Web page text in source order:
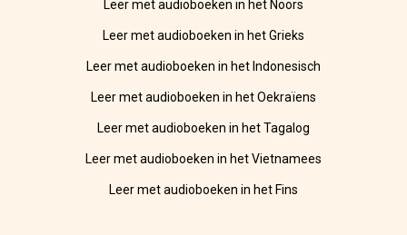
Leer met audioboeken in het Noors
Leer met audioboeken in het Grieks
Leer met audioboeken in het Indonesisch
Leer met audioboeken in het Oekraïens
Leer met audioboeken in het Tagalog
Leer met audioboeken in het Vietnamees
Leer met audioboeken in het Fins